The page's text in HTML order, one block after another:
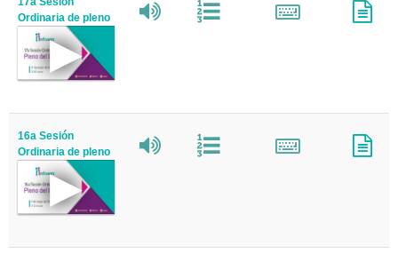
Ordinaria de pleno
16a Sesión
Ordinaria de pleno